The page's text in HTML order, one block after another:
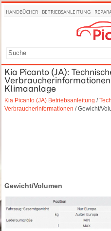
HANDBÜCHER BETRIEBSANLEITUNG
Kia Picanto (JA):
Klimaanlage
Kia Picanto (JA) Betriebsanleitung /
Verbraucherinformationen / Gewicht/
Gewicht/Volumen